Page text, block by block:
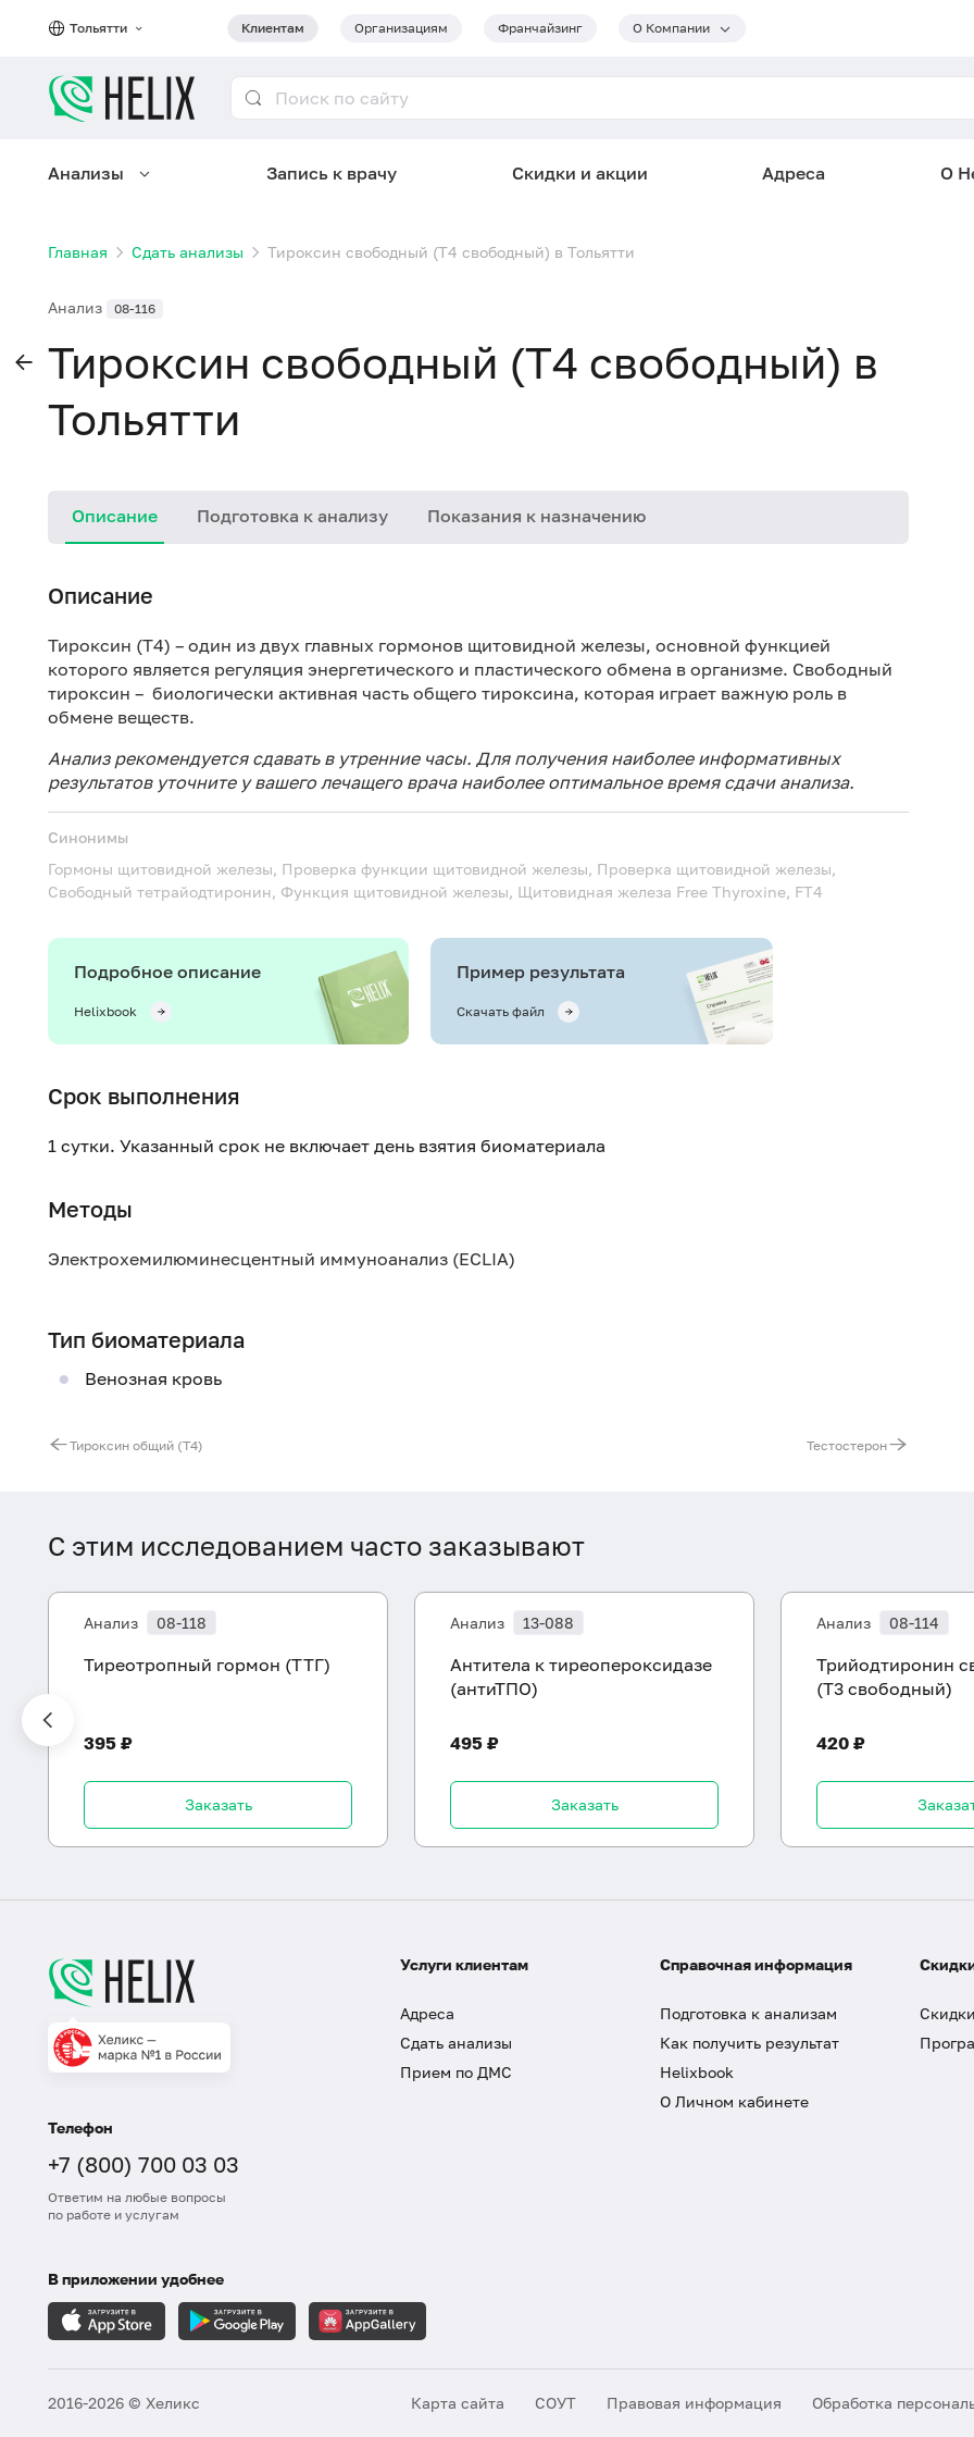
Тольятти Клиентам Организациям Франчайзинг О Компании
Анализы Запись к врачу Скидки и акции Адреса О
Главная Сдать анализы Тироксин свободный (Т4 свободный) в Тольятти
Анализ 08-116
Тироксин свободный (Т4 свободный) в
Тольятти
Описание Подготовка к анализу Показания к назначению
Описание
Тироксин (Т4) – один из двух главных гормонов щитовидной железы, основной функцией
которого является регуляция энергетического и пластического обмена в организме. Свободный
тироксин – биологически активная часть общего тироксина, которая играет важную роль в
обмене веществ.
Анализ рекомендуется сдавать в утренние часы. Для получения наиболее информативных
результатов уточните у вашего лечащего врача наиболее оптимальное время сдачи анализа.
Синонимы
Гормоны щитовидной железы, Проверка функции щитовидной железы, Проверка щитовидной железы,
Свободный тетрайодтиронин, Функция щитовидной железы, Щитовидная железа Free Thyroxine, FT4
Подробное описание
Helixbook
Пример результата
Скачать файл
Срок выполнения
1 сутки. Указанный срок не включает день взятия биоматериала
Методы
Электрохемилюминесцентный иммуноанализ (ECLIA)
Тип биоматериала
Венозная кровь
Тироксин общий (Т4) Тестостерон
С этим исследованием часто заказывают
Анализ 08-118
Тиреотропный гормон (ТТГ)
395 ₽
Заказать
Анализ 13-088
Антитела к тиреопероксидазе
(антиТПО)
495 ₽
Заказать
Анализ 08-114
Трийодтиронин
(Т3 свободный)
420 ₽
Телефон
+7 (800) 700 03 03
Ответим на любые вопросы
по работе и услугам
Услуги клиентам
Адреса
Сдать анализы
Прием по ДМС
Справочная информация
Подготовка к анализам
Как получить результат
Helixbook
О Личном кабинете
В приложении удобнее
2016-2026 © Хеликс Карта сайта СОУТ Правовая информация Обработка